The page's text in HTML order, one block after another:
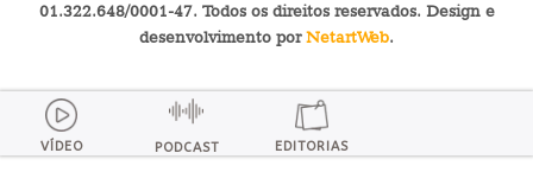
01.322.648/0001-47. Todos os direitos reservados. Design e
desenvolvimento porNetartWeb.
VÍDEO PODCAST EDITORIAS